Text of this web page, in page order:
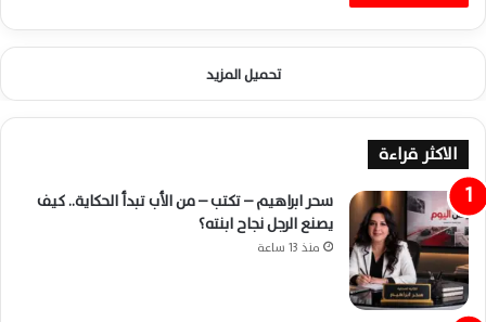
تحميل المزيد
الاكثر قراءة
سحر ابراهيم – تكتب – من الأب تبدأ الحكاية.. كيف
يصنع الرجل نجاح ابنته؟
منذ 13 ساعة